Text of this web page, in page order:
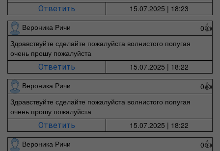
Ответить
15.07.2025 | 18:23
Вероника Ричи
0👍
Здравствуйте сделайте пожалуйста волнистого попугая
очень прошу пожалуйста
Ответить
15.07.2025 | 18:22
Вероника Ричи
0👍
Здравствуйте сделайте пожалуйста волнистого попугая
очень прошу пожалуйста
Ответить
15.07.2025 | 18:22
Вероника Ричи
0👍